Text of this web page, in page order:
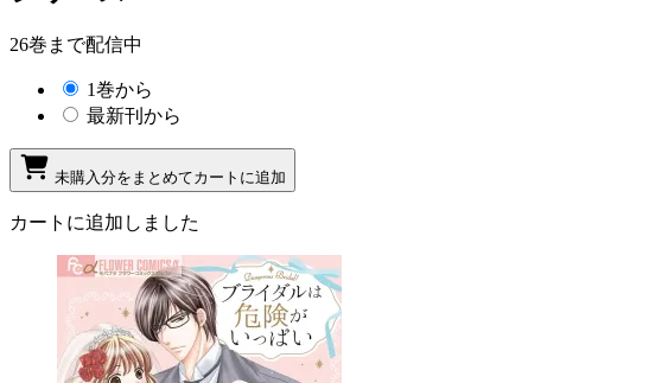
26巻まで配信中
1巻から
最新刊から
未購入分をまとめてカートに追加
カートに追加しました